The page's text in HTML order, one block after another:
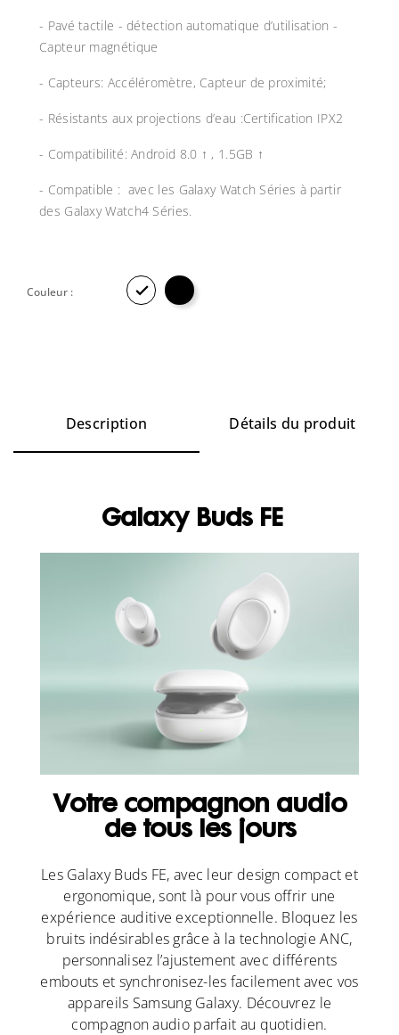
- Pavé tactile - détection automatique d’utilisation -
Capteur magnétique
- Capteurs: Accéléromètre, Capteur de proximité;
- Résistants aux projections d’eau :Certification IPX2
- Compatibilité: Android 8.0 ↑ , 1.5GB ↑
- Compatible : avec les Galaxy Watch Séries à partir
des Galaxy Watch4 Séries.
Couleur : 
Description Détails du produit
Galaxy Buds FE
Votre compagnon audio
de tous les jours
Les Galaxy Buds FE, avec leur design compact et
ergonomique, sont là pour vous offrir une
expérience auditive exceptionnelle. Bloquez les
bruits indésirables grâce à la technologie ANC,
personnalisez l’ajustement avec différents
embouts et synchronisez-les facilement avec vos
appareils Samsung Galaxy. Découvrez le
compagnon audio parfait au quotidien.